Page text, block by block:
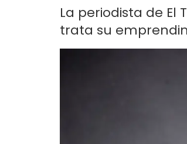
La periodista de
trata su